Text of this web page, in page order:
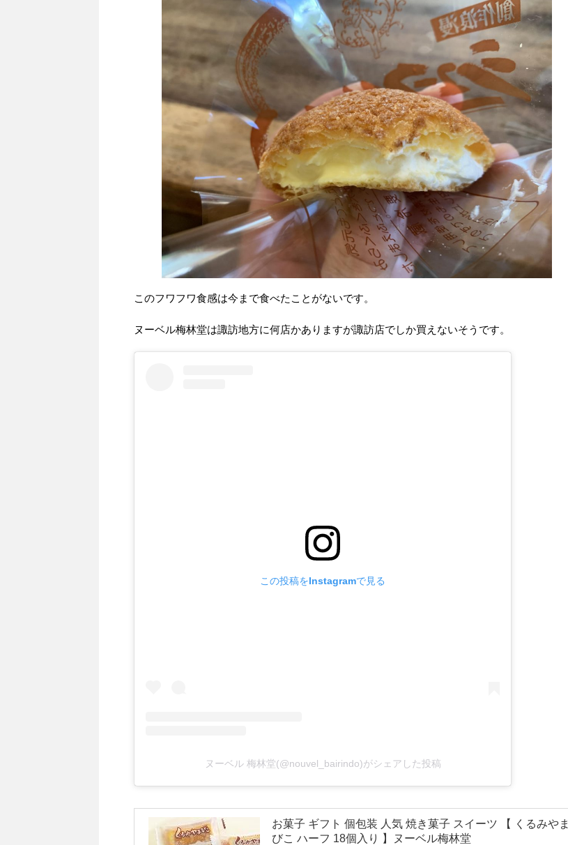
このフワフワ食感は今まで食べたことがないです。
ヌーベル梅林堂は諏訪地方に何店かありますが諏訪店でしか買えないそうです。
この投稿をInstagramで見る
ヌーベル 梅林堂(@nouvel_bairindo)がシェアした投稿
お菓子 ギフト 個包装 人気 焼き菓子 スイーツ 【 くるみやま
びこ ハーフ 18個入り 】ヌーベル梅林堂